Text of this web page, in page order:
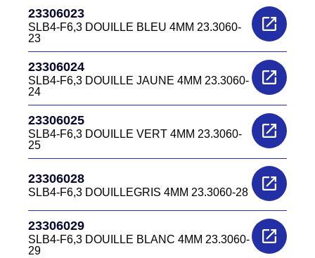
23306023
SLB4-F6,3 DOUILLE BLEU 4MM 23.3060-
23
23306024
SLB4-F6,3 DOUILLE JAUNE 4MM 23.3060-
24
23306025
SLB4-F6,3 DOUILLE VERT 4MM 23.3060-
25
23306028
SLB4-F6,3 DOUILLEGRIS 4MM 23.3060-28
23306029
SLB4-F6,3 DOUILLE BLANC 4MM 23.3060-
29